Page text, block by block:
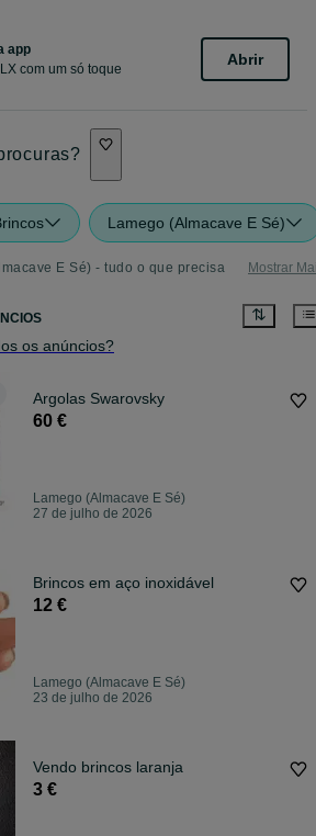
app
com um só toque
Abrir
Lamego (Almacave E Sé)
E Sé) - tudo o que precisa Mostrar
os anúncios?
Argolas Swarovsky
60 €
Lamego (Almacave E Sé)
27 de julho de 2026
Brincos em aço inoxidável
12 €
Lamego (Almacave E Sé)
23 de julho de 2026
Vendo brincos laranja
3 €